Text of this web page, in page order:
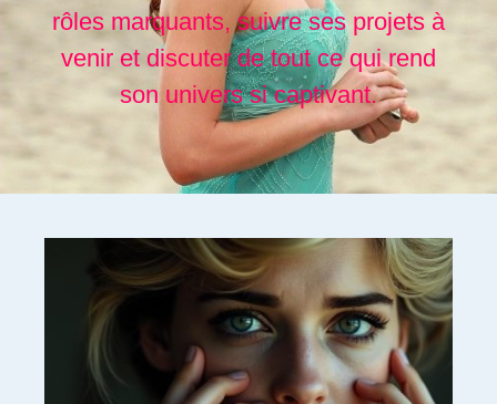
rôles marquants, suivre ses projets à
venir et discuter de tout ce qui rend
son univers si captivant.